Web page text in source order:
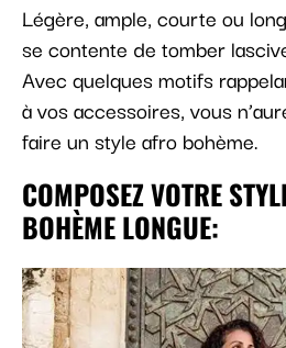
Légère, ample, courte ou
se contente de tomber
Avec quelques motifs
à vos accessoires, vous
faire un style afro bohème.
COMPOSEZ VOTRE
BOHÈME LONGUE: